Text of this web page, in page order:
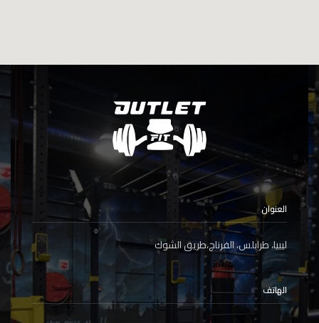
العنوان
ليبيا، طرابلس، الفرناج،طريق الشوك
الهاتف